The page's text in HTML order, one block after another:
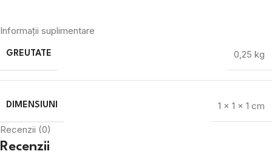
Informații suplimentare
GREUTATE 0,25 kg
DIMENSIUNI 1 × 1 × 1 cm
Recenzii (0)
Recenzii